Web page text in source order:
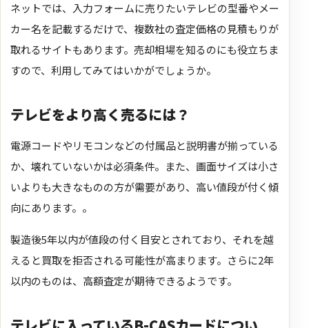
ネットでは、入力フォームに売りたいテレビの型番やメー
カー名を記載するだけで、複数社の査定価格の見積もりが
取れるサイトもあります。売却相場を知るのにも役立ちま
すので、利用してみてはいかがでしょうか。
テレビをより高く売るには？
電源コードやリモコンなどの付属品と説明書が揃っている
か、壊れていないかは必須条件。また、画面サイズは小さ
いよりも大きなものの方が需要があり、高い値段が付く傾
向にあります。。
製造後5年以内が値段の付く目安とされており、それを越
えると買取を拒否される可能性が高まります。さらに2年
以内のものは、高額査定が期待できるようです。